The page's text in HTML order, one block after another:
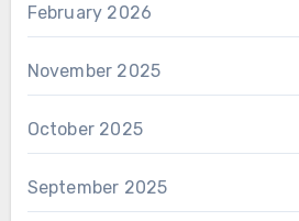
February 2026
November 2025
October 2025
September 2025